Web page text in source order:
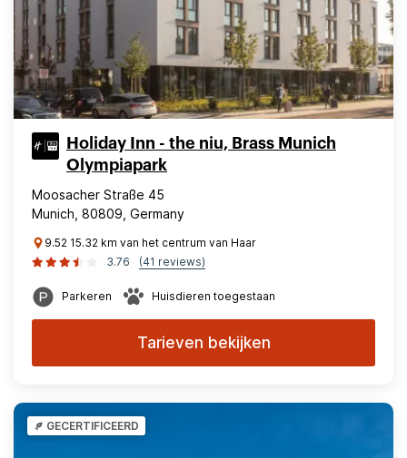
Holiday Inn - the niu, Brass Munich
Olympiapark
Moosacher Straße 45
Munich, 80809, Germany
9.52 15.32 km van het centrum van Haar
3.76
(41 reviews)
Parkeren Huisdieren toegestaan
Tarieven bekijken
GECERTIFICEERD